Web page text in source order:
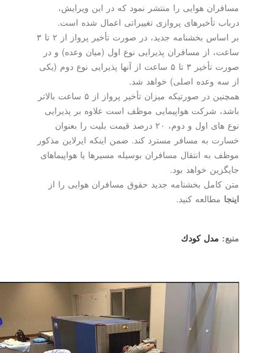
مسافران هوایی را منتشر نمود كه در این ویرایش،
درباب تأخیرهای پروازی تغییراتی اعمال شده است.
ساعت، از مسافران پذیرایی نوع اول (میان وعده) و در
صورت تأخیر ۳ تا ۵ ساعت از آنها پذیرایی نوع دوم (یكی
از سه وعده اصلی) خواهد شد.
همچنین در صورتیكه میزان تأخیر پرواز از ۵ ساعت بالاتر
باشد، شركت هواپیمایی موظف است علاوه بر پذیرایی
نوع های اول و دوم، ۲۰ درصد قیمت بلیت را بعنوان
خسارت به مسافر مسترد كند. ضمن اینكه ایرلاین مذكور
موظف به انتقال مسافران بوسیله مسیرها یا هواپیماهای
جایگزین خواهد بود.
متن كامل بخشنامه جدید حقوق مسافران هوایی را از
مطالعه كنید.
مدل كودك